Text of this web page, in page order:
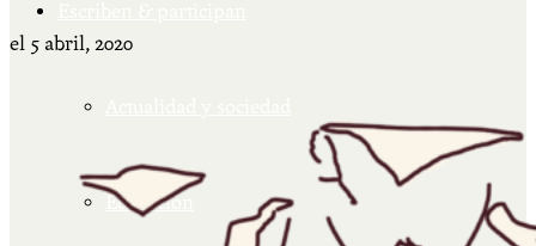
Educación
el 5 abril, 2020